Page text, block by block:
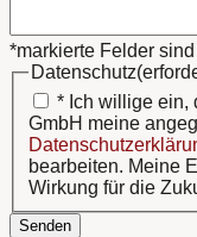
*markierte Felder
Datenschutz
* Ich willige ein,
GmbH meine
bearbeiten. Meine
Wirkung für die
Senden